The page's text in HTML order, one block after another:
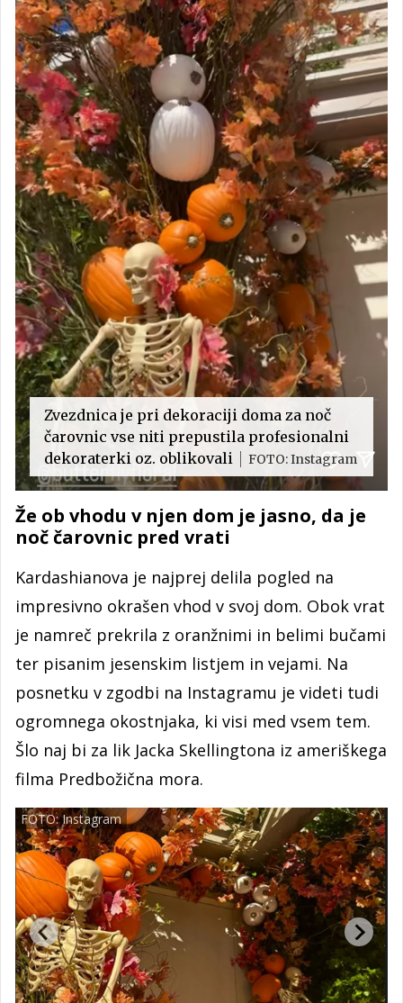
Zvezdnica je pri dekoraciji doma za noč
čarovnic vse niti prepustila profesionalni
dekoraterki oz. oblikovali
FOTO: Instagram
Že ob vhodu v njen dom je jasno, da je
noč čarovnic pred vrati
Kardashianova je najprej delila pogled na
impresivno okrašen vhod v svoj dom. Obok vrat
je namreč prekrila z oranžnimi in belimi bučami
ter pisanim jesenskim listjem in vejami. Na
posnetku v zgodbi na Instagramu je videti tudi
ogromnega okostnjaka, ki visi med vsem tem.
Šlo naj bi za lik Jacka Skellingtona iz ameriškega
filma Predbožična mora.
FOTO: Instagram